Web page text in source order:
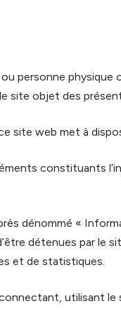
personne physique
site objet des
site web met à
constituants
dénommé «
détenues par le
et de statistiques.
utilisant le